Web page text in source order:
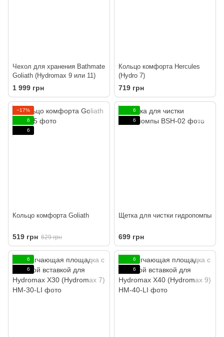
Чехол для хранения Bathmate
Goliath (Hydromax 9 или 11)
1 999 грн
Кольцо комфорта Hercules
(Hydro 7)
719 грн
−17%
6
6
Кольцо комфорта Goliath
519 грн 629 грн
6
6
Щетка для чистки гидропомпы
699 грн
6
6
6
6